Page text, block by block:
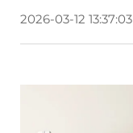
2026-03-12 13:37:03